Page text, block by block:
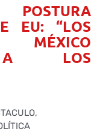
POSTURA
EU: “LOS
A LOS
,